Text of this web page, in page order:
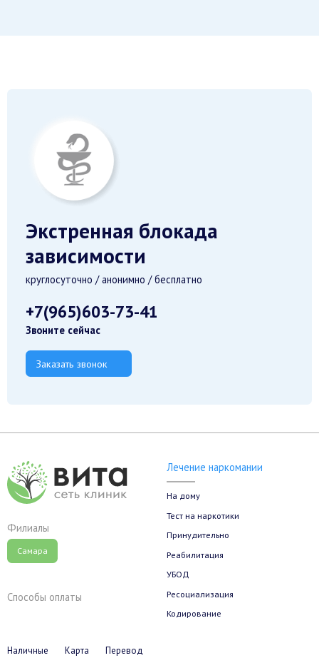
Экстренная блокада
зависимости
круглосуточно / анонимно / бесплатно
+7(965)603-73-41
Звоните сейчас
Заказать звонок
Филиалы
Самара
Способы оплаты
Наличные Карта Перевод
Лечение наркомании
На дому
Тест на наркотики
Принудительно
Реабилитация
УБОД
Ресоциализация
Кодирование